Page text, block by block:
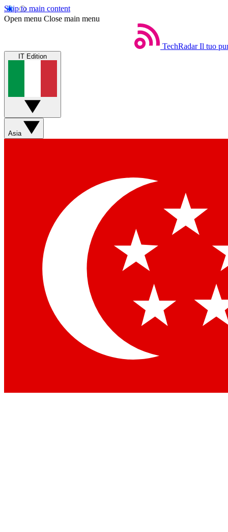
Skip to main content
Open menu Close main menu
TechRadar Il tuo
IT Edition
Asia